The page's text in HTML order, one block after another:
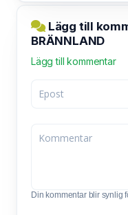
Lägg till
BRÄNNLAND
Lägg till kommentar
Din kommentar blir synlig